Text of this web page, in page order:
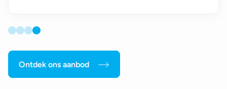
Ontdek ons aanbod